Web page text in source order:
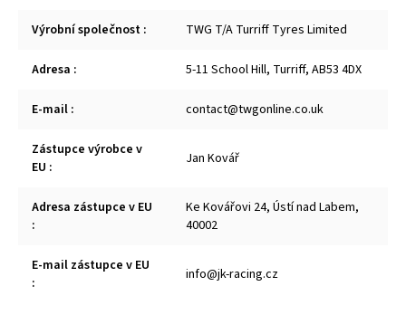
Výrobní společnost : TWG T/A Turriff Tyres Limited
Adresa : 5-11 School Hill, Turriff, AB53 4DX
E-mail : contact@twgonline.co.uk
Zástupce výrobce v
EU : Jan Kovář
Adresa zástupce v EU
:
Ke Kovářovi 24, Ústí nad Labem,
40002
E-mail zástupce v EU
:
info@jk-racing.cz